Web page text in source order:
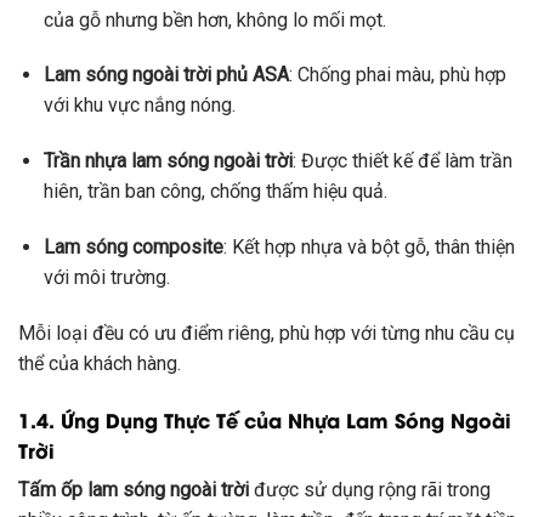
của gỗ nhưng bền hơn, không lo mối mọt.
Lam sóng ngoài trời phủ ASA: Chống phai màu, phù hợp
với khu vực nắng nóng.
Trần nhựa lam sóng ngoài trời: Được thiết kế để làm trần
hiên, trần ban công, chống thấm hiệu quả.
Lam sóng composite: Kết hợp nhựa và bột gỗ, thân thiện
với môi trường.
Mỗi loại đều có ưu điểm riêng, phù hợp với từng nhu cầu cụ
thể của khách hàng.
1.4. Ứng Dụng Thực Tế của Nhựa Lam Sóng Ngoài
Trời
Tấm ốp lam sóng ngoài trời được sử dụng rộng rãi trong